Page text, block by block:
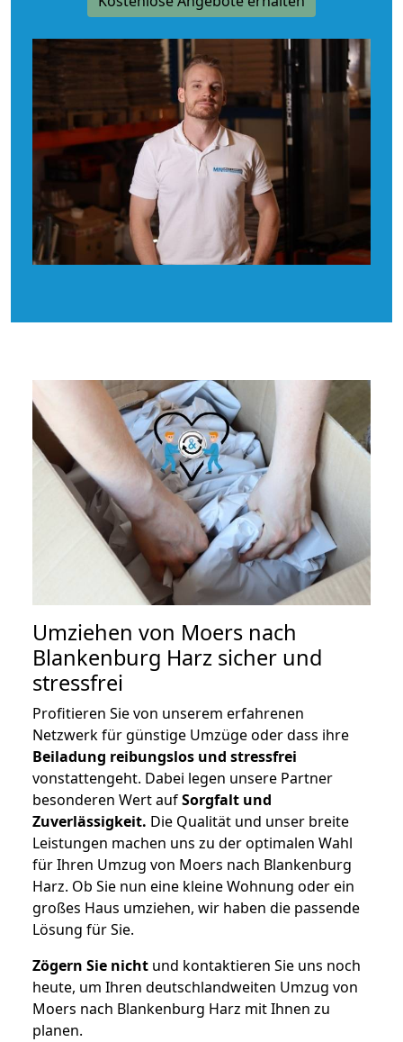
Umziehen von Moers nach
Blankenburg Harz sicher und
stressfrei
Profitieren Sie von unserem erfahrenen
Netzwerk für günstige Umzüge oder dass ihre
Beiladung reibungslos und stressfrei
vonstattengeht. Dabei legen unsere Partner
besonderen Wert aufSorgfalt und
Zuverlässigkeit. Die Qualität und unser breite
Leistungen machen uns zu der optimalen Wahl
für Ihren Umzug von Moers nach Blankenburg
Harz. Ob Sie nun eine kleine Wohnung oder ein
großes Haus umziehen, wir haben die passende
Lösung für Sie.
Zögern Sie nicht und kontaktieren Sie uns noch
heute, um Ihren deutschlandweiten Umzug von
Moers nach Blankenburg Harz mit Ihnen zu
planen.